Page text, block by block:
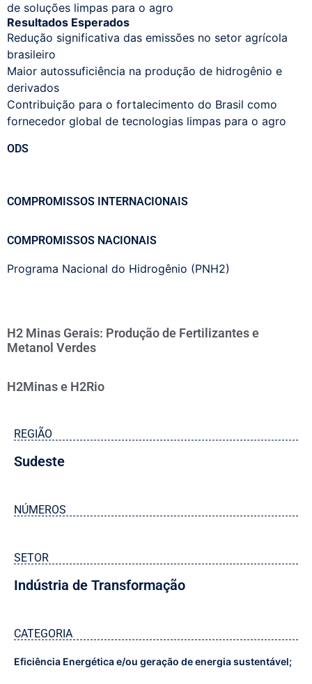
de soluções limpas para o agro
Resultados Esperados
Redução significativa das emissões no setor agrícola
brasileiro
Maior autossuficiência na produção de hidrogênio e
derivados
Contribuição para o fortalecimento do Brasil como
fornecedor global de tecnologias limpas para o agro
ODS
COMPROMISSOS INTERNACIONAIS
COMPROMISSOS NACIONAIS
Programa Nacional do Hidrogênio (PNH2)
H2 Minas Gerais: Produção de Fertilizantes e
Metanol Verdes
H2Minas e H2Rio
REGIÃO
Sudeste
NÚMEROS
SETOR
Indústria de Transformação
CATEGORIA
Eficiência Energética e/ou geração de energia sustentável;